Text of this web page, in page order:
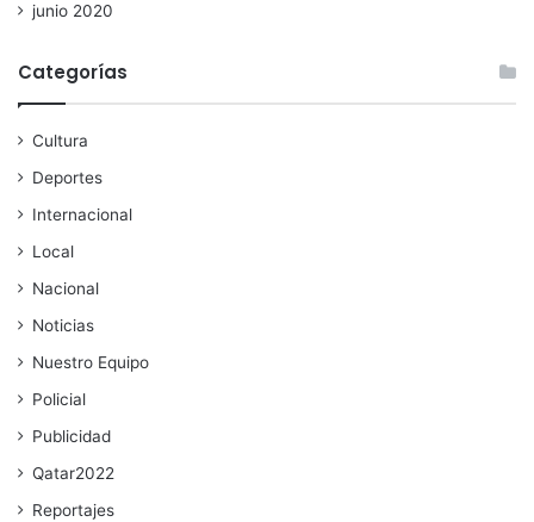
junio 2020
Categorías
Cultura
Deportes
Internacional
Local
Nacional
Noticias
Nuestro Equipo
Policial
Publicidad
Qatar2022
Reportajes